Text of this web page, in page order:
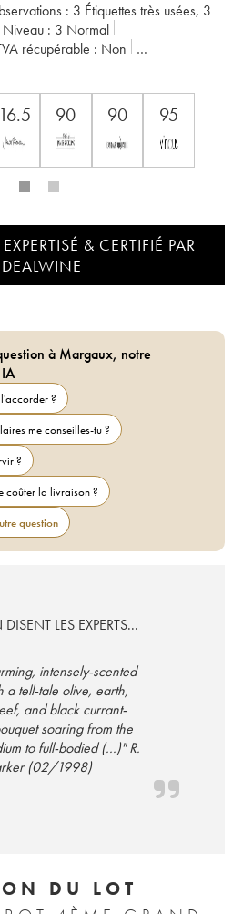
: 3 Étiquettes très usées, 3
Niveau : 3 Normal
TVA récupérable :
non
Cordier
16.5 90 90 95
& CERTIFIÉ PAR
à Margaux, notre
?
me conseilles-tu ?
?
coûter la livraison ?
question
LES EXPERTS...
intensely-scented
a tell-tale olive, earth,
and black currant-
soaring from the
to full-bodied (...)" R.
(02/1998)
DU LOT